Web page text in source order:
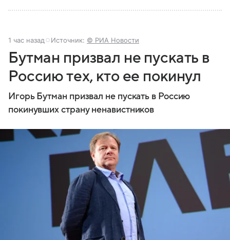
1 час назад Источник: © РИА Новости
Бутман призвал не пускать в
Россию тех, кто ее покинул
Игорь Бутман призвал не пускать в Россию
покинувших страну ненавистников